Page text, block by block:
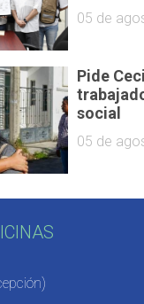
05 de
Pide
social
05 de